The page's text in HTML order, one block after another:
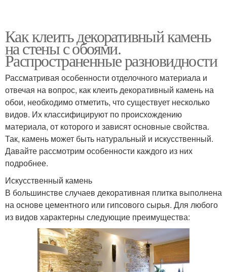
Как клеить декоративный камень
на стены с обоями.
Распространенные разновидности
Рассматривая особенности отделочного материала и
отвечая на вопрос, как клеить декоративный камень на
обои, необходимо отметить, что существует несколько
видов. Их классифицируют по происхождению
материала, от которого и зависят основные свойства.
Так, камень может быть натуральный и искусственный.
Давайте рассмотрим особенности каждого из них
подробнее.
Искусственный камень
В большинстве случаев декоративная плитка выполнена
на основе цементного или гипсового сырья. Для любого
из видов характерны следующие преимущества: